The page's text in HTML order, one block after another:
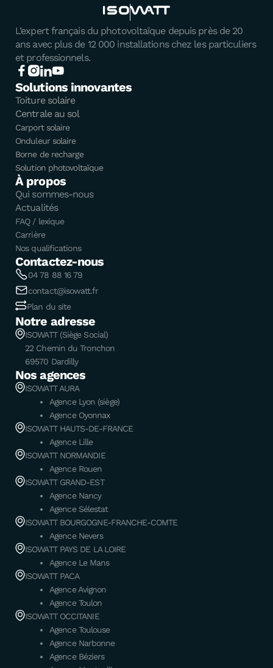
L’expert français du photovoltaïque depuis près de 20
ans avec plus de 12 000 installations chez les particuliers
et professionnels.
Solutions innovantes
Toiture solaire
Centrale au sol
Carport solaire
Onduleur solaire
Borne de recharge
Solution photovoltaïque
À propos
Qui sommes-nous
Actualités
FAQ / lexique
Carrière
Nos qualifications
Contactez-nous
04 78 88 16 79
contact@isowatt.fr
Plan du site
Notre adresse
ISOWATT (Siège Social)
22 Chemin du Tronchon
69570 Dardilly
Nos agences
ISOWATT AURA
Agence Lyon (siège)
Agence Oyonnax
ISOWATT HAUTS-DE-FRANCE
Agence Lille
ISOWATT NORMANDIE
Agence Rouen
ISOWATT GRAND-EST
Agence Nancy
Agence Sélestat
ISOWATT BOURGOGNE-FRANCHE-COMTE
Agence Nevers
ISOWATT PAYS DE LA LOIRE
Agence Le Mans
ISOWATT PACA
Agence Avignon
Agence Toulon
ISOWATT OCCITANIE
Agence Toulouse
Agence Narbonne
Agence Béziers